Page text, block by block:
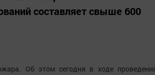
составляет свыше 600
Об этом сегодня в ходе